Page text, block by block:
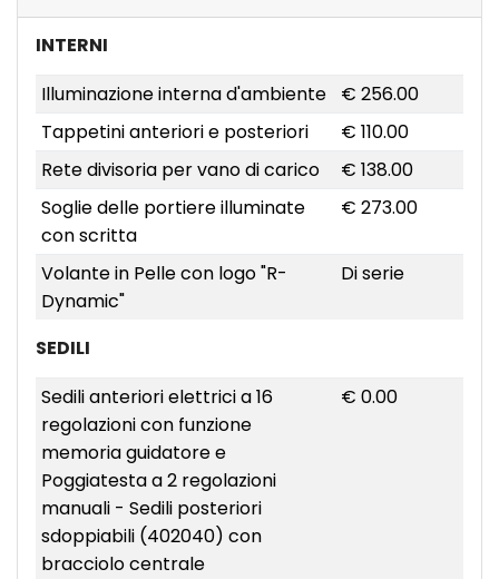
INTERNI
Illuminazione interna d'ambiente
€ 256.00
Tappetini anteriori e posteriori
€ 110.00
Rete divisoria per vano di carico
€ 138.00
Soglie delle portiere illuminate
con scritta
€ 273.00
Volante in Pelle con logo "R-
Dynamic"
Di serie
SEDILI
Sedili anteriori elettrici a 16
regolazioni con funzione
memoria guidatore e
Poggiatesta a 2 regolazioni
manuali - Sedili posteriori
sdoppiabili (402040) con
bracciolo centrale
€ 0.00